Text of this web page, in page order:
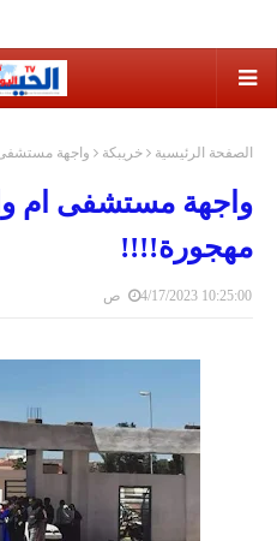
الصفحة الرئيسية خريبكة واجهة مستشفى
واجهة مستشفى ام
مهجورة!!!!
4/17/2023 10:25:00 ص